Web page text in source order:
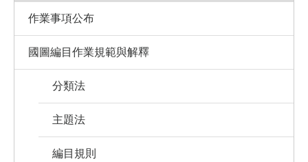
作業事項公布
國圖編目作業規範與解釋
分類法
主題法
編目規則